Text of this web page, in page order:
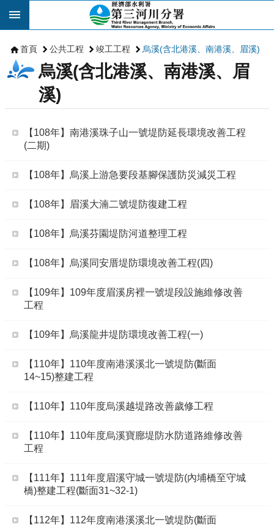
跳到主要內容區塊
首頁 公共工程 竣工工程 烏溪(含北港溪、南港溪、眉溪)
烏溪(含北港溪、南港溪、眉
溪)
【108年】南港溪珠子山一號堤防延長環境改善工程
(二期)
【108年】烏溪上游急要段基腳保護防災減災工程
【108年】眉溪大湳二號堤防復建工程
【108年】烏溪芬園堤防河道整理工程
【108年】烏溪同安厝堤防環境改善工程(四)
【109年】109年度眉溪房裡一號堤段設施維修改善
工程
【109年】烏溪龍井堤防環境改善工程(一)
【110年】110年度南港溪溪北一號堤防(斷面
14~15)整建工程
【110年】110年度烏溪越堤路改善歲修工程
【110年】110年度烏溪寶廍堤防水防道路維修改善
工程
【111年】111年度眉溪守城一號堤防(內埔橋至守城
橋)整建工程(斷面31~32-1)
【112年】112年度南港溪溪北一號堤防(斷面